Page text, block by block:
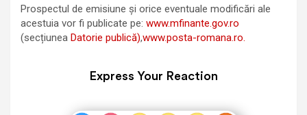
Prospectul de emisiune și orice eventuale modificări ale
acestuia vor fi publicate pe: www.mfinante.gov.ro
(secțiunea Datorie publică),www.posta-romana.ro.
Express Your Reaction